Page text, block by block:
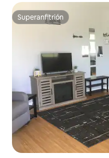
Superanfitrión
Superanfitrión